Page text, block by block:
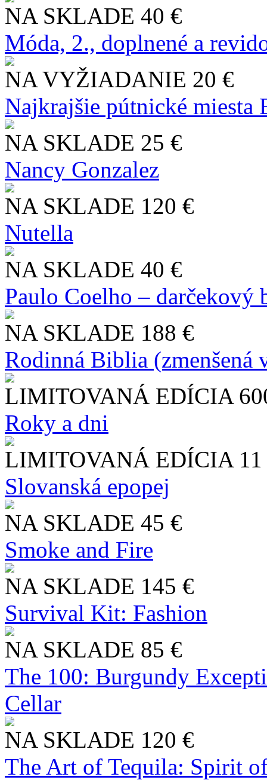
NA SKLADE 40 €
Móda, 2., doplnené a
NA VYŽIADANIE 20 €
Najkrajšie pútnické miesta
NA SKLADE 25 €
Nancy Gonzalez
NA SKLADE 120 €
Nutella
NA SKLADE 40 €
Paulo Coelho – darčekový
NA SKLADE 188 €
Rodinná Biblia (zmenšená
LIMITOVANÁ EDÍCIA
Roky a dni
LIMITOVANÁ EDÍCIA
Slo​vanská epopej
NA SKLADE 45 €
Smoke and Fire
NA SKLADE 145 €
Survival Kit: Fashion
NA SKLADE 85 €
The 100: Burgundy
Cellar
NA SKLADE 120 €
The Art of Tequila: Spirit